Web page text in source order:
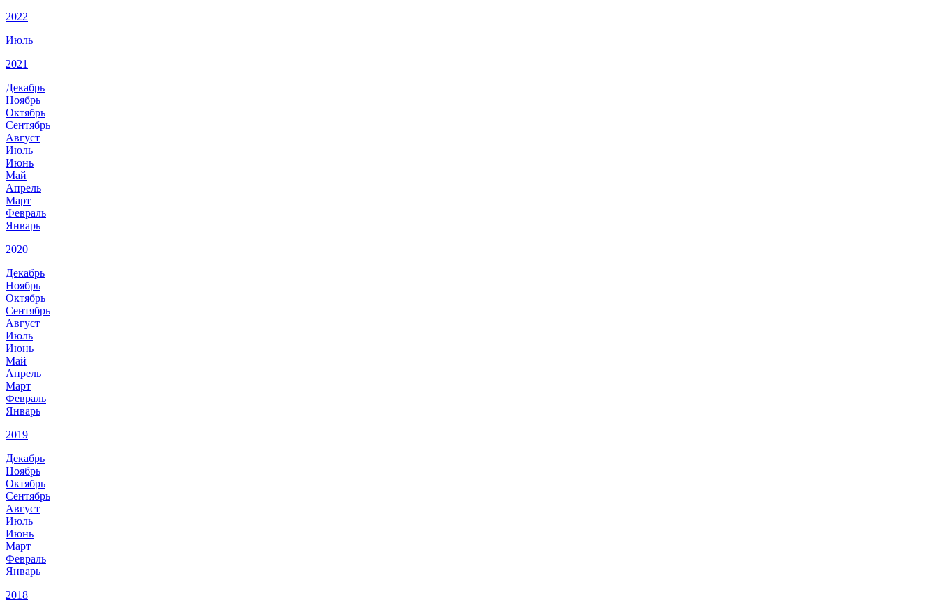
2022
Июль
2021
Декабрь
Ноябрь
Октябрь
Сентябрь
Август
Июль
Июнь
Май
Апрель
Март
Февраль
Январь
2020
Декабрь
Ноябрь
Октябрь
Сентябрь
Август
Июль
Июнь
Май
Апрель
Март
Февраль
Январь
2019
Декабрь
Ноябрь
Октябрь
Сентябрь
Август
Июль
Июнь
Март
Февраль
Январь
2018